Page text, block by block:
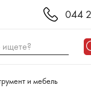
044
ищете?
и мебель